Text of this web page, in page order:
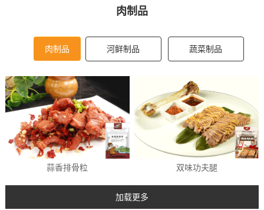
肉制品
肉制品 河鲜制品 蔬菜制品
蒜香排骨粒 双味功夫腿